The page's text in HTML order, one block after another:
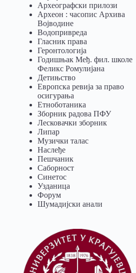
Археографски прилози
Археон : часопис Архива
Војводине
Водопривреда
Гласник права
Геронтологија
Годишњак Међ. фил. школе
Феликс Ромулијана
Детињство
Европска ревија за право
осигурања
Eтноботаника
Зборник радова ПФУ
Лесковачки зборник
Липар
Музички талас
Наслеђе
Пешчаник
Саборност
Синетос
Узданица
Форум
Шумадијски анали